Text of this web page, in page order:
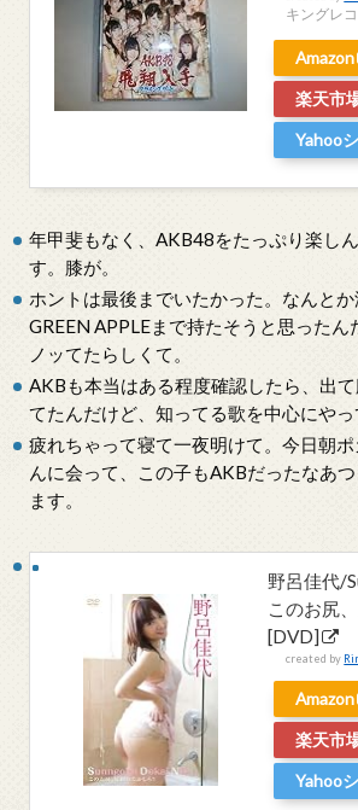
キングレ
Amazon
楽天市
Yahoo
年甲斐もなく、AKB48をたっぷり楽し
す。膝が。
ホントは最後までいたかった。なんと
GREEN APPLEまで持たそうと思った
ノッてたらしくて。
AKBも本当はある程度確認したら、出
てたんだけど、知ってる歌を中心にやっ
疲れちゃって寝て一夜明けて。今日朝
んに会って、この子もAKBだったなあ
ます。
野呂佳代/
このお尻
[DVD]
created by
Amazon
楽天市
Yahoo